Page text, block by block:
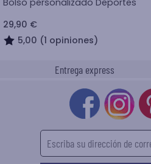
29,90 €
5,00 (1 opiniones)
Entrega express